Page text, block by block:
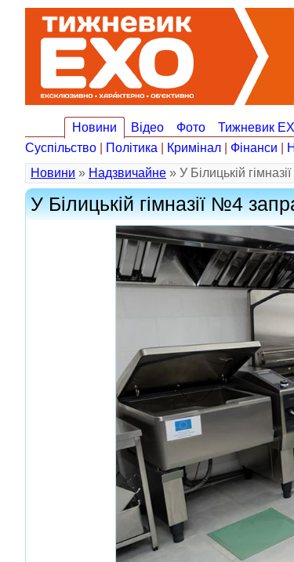
Новини Відео Фото Тижневик
Суспільство
Політика Кримінал Фінанси
Новини » Надзвичайне » У Білицькій
У Білицькій гімназії №4